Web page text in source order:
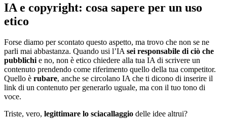
IA e copyright: cosa sapere per un uso
etico
Forse diamo per scontato questo aspetto, ma trovo che non se ne
parli mai abbastanza. Quando usi l’IAsei responsabile di ciò che
pubblichie no, non è etico chiedere alla tua IA di scrivere un
contenuto prendendo come riferimento quello della tua competitor.
Quello è rubare, anche se circolano IA che ti dicono di inserire il
link di un contenuto per generarlo uguale, ma con il tuo tono di
voce.
Triste, vero, legittimare lo sciacallaggio delle idee altrui?